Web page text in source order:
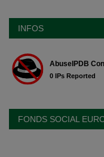
INFOS
FONDS SOCIAL